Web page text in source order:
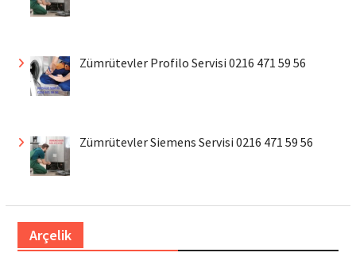
Zümrütevler Profilo Servisi 0216 471 59 56
Zümrütevler Siemens Servisi 0216 471 59 56
Arçelik